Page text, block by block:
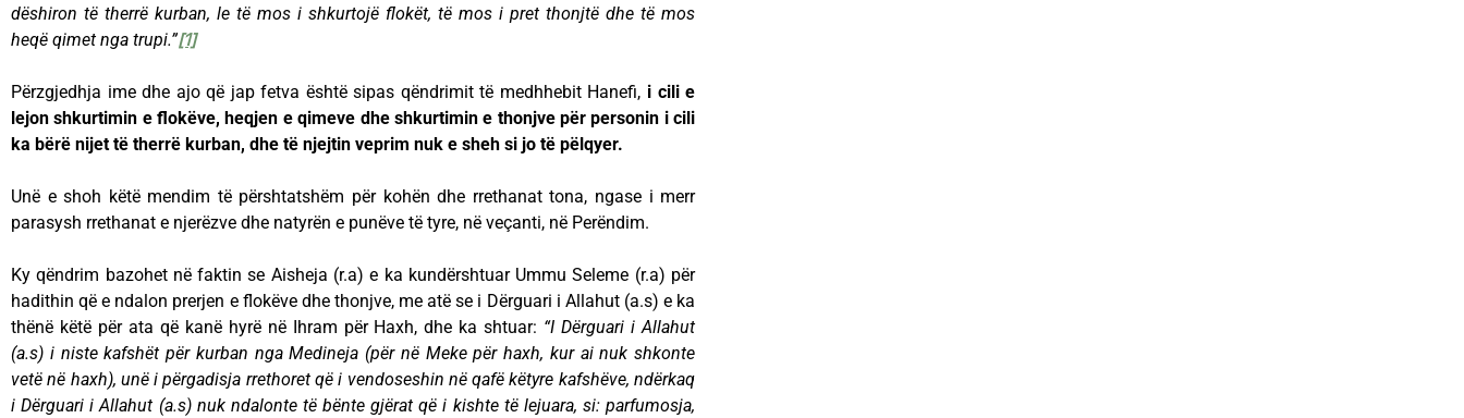
dëshiron të therrë kurban, le të mos i shkurtojë flokët, të mos i pret thonjtë dhe të mos
heqë qimet nga trupi.”[1]
Përzgjedhja ime dhe ajo që jap fetva është sipas qëndrimit të medhhebit Hanefi, i cili e
lejon shkurtimin e flokëve, heqjen e qimeve dhe shkurtimin e thonjve për personin i cili
ka bërë nijet të therrë kurban, dhe të njejtin veprim nuk e sheh si jo të pëlqyer.
Unë e shoh këtë mendim të përshtatshëm për kohën dhe rrethanat tona, ngase i merr
parasysh rrethanat e njerëzve dhe natyrën e punëve të tyre, në veçanti, në Perëndim.
Ky qëndrim bazohet në faktin se Aisheja (r.a) e ka kundërshtuar Ummu Seleme (r.a) për
hadithin që e ndalon prerjen e flokëve dhe thonjve, me atë se i Dërguari i Allahut (a.s) e ka
thënë këtë për ata që kanë hyrë në Ihram për Haxh, dhe ka shtuar: “I Dërguari i Allahut
(a.s) i niste kafshët për kurban nga Medineja (për në Meke për haxh, kur ai nuk shkonte
vetë në haxh), unë i përgadisja rrethoret që i vendoseshin në qafë këtyre kafshëve, ndërkaq
i Dërguari i Allahut (a.s) nuk ndalonte të bënte gjërat që i kishte të lejuara, si: parfumosja,